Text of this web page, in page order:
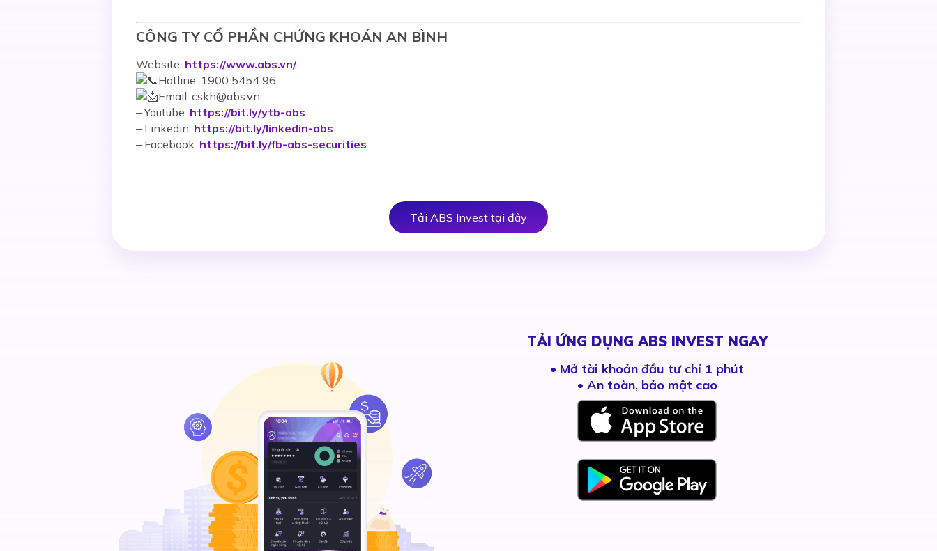
CÔNG TY CỔ PHẦN CHỨNG KHOÁN AN BÌNH
Website: https://www.abs.vn/
Hotline: 1900 5454 96
Email: cskh@abs.vn
–Youtube: https://bit.ly/ytb-abs
– Linkedin: https://bit.ly/linkedin-abs
– Facebook: https://bit.ly/fb-abs-securities
Tải ABS Invest tại đây
TẢI ỨNG DỤNG ABS INVEST NGAY
• Mở tài khoản đầu tư chỉ 1 phút
• An toàn, bảo mật cao